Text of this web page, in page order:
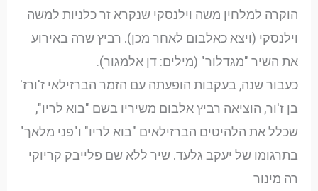
הוקרה למלחין משה וילנסקי שנקרא זר כלניות למשה
וילנסקי (ויצא כאלבום לאחר מכן). רביץ שרה באירוע
את השיר "מגדלור" (מילים: דן אלמגור).
כעבור שנה, בעקבות הופעתה עם הזמר הברזילאי ז'ורז'
בן ז'ור, הוציאה רביץ אלבום משיריו בשם "בוא לריו",
שכלל את הלהיטים הברזילאים "בוא לריו" ו"פני מלאך"
בתרגומו של יעקב גלעד. שיר ללא שם פלייבק קריוקי
רה מינור